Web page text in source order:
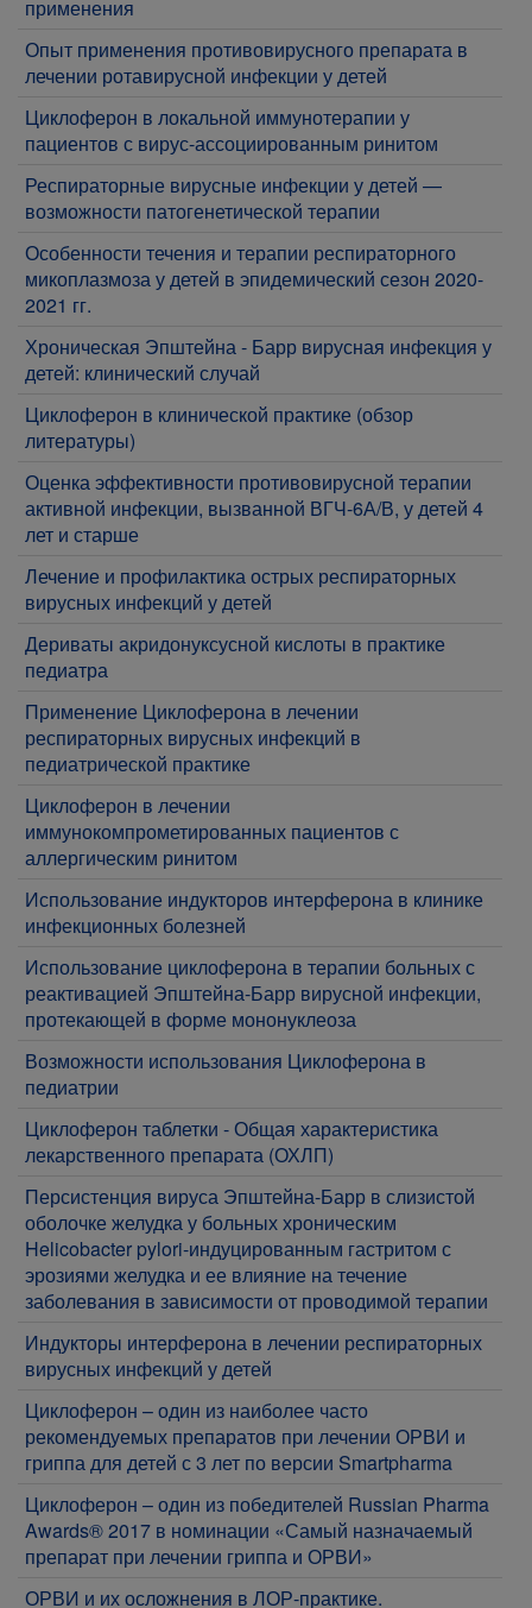
применения
​Опыт применения противовирусного препарата в
лечении ротавирусной инфекции у детей
Циклоферон в локальной иммунотерапии у
пациентов с вирус-ассоциированным ринитом
Респираторные вирусные инфекции у детей —
возможности патогенетической терапии
​Особенности течения и терапии респираторного
микоплазмоза у детей в эпидемический сезон 2020-
2021 гг.
Хроническая Эпштейна - Барр вирусная инфекция у
детей: клинический случай
Циклоферон в клинической практике (обзор
литературы)
Оценка эффективности противовирусной терапии
активной инфекции, вызванной ВГЧ-6А/В, у детей 4
лет и старше
Лечение и профилактика острых респираторных
вирусных инфекций у детей
Дериваты акридонуксусной кислоты в практике
педиатра
Применение Циклоферона в лечении
респираторных вирусных инфекций в
педиатрической практике
Циклоферон в лечении
иммунокомпрометированных пациентов с
аллергическим ринитом
Использование индукторов интерферона в клинике
инфекционных болезней
Использование циклоферона в терапии больных с
реактивацией Эпштейна-Барр вирусной инфекции,
протекающей в форме мононуклеоза
Возможности использования Циклоферона в
педиатрии
Циклоферон таблетки - Общая характеристика
лекарственного препарата (ОХЛП)
Персистенция вируса Эпштейна-Барр в слизистой
оболочке желудка у больных хроническим
Helicobacter pylori-индуцированным гастритом с
эрозиями желудка и ее влияние на течение
заболевания в зависимости от проводимой терапии
Индукторы интерферона в лечении респираторных
вирусных инфекций у детей
Циклоферон – один из наиболее часто
рекомендуемых препаратов при лечении ОРВИ и
гриппа для детей с 3 лет по версии Smartpharma
Циклоферон – один из победителей Russian Pharma
Awards® 2017 в номинации «Самый назначаемый
препарат при лечении гриппа и ОРВИ»
ОРВИ и их осложнения в ЛОР-практике.